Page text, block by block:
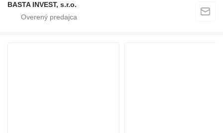
BASTA INVEST, s.r.o.